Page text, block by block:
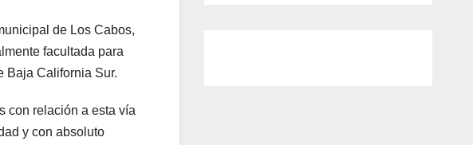
de Los Cabos,
facultada para
Baja California Sur.
con relación a esta vía
y con absoluto